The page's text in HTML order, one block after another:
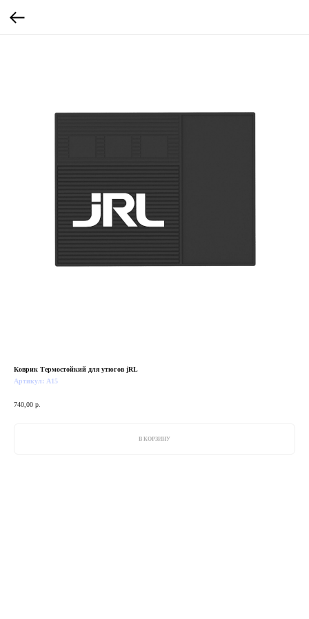
Коврик Термостойкий для утюгов jRL
Артикул: A15
740,00 р.
В КОРЗИНУ